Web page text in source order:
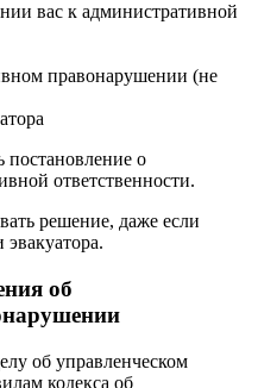
вас к административной
правонарушении (не
постановление о
ответственности.
решение, даже если
об
об управленческом
кодекса об